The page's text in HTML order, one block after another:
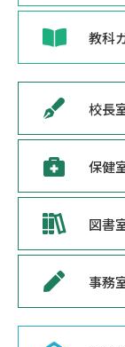
教科
校長
保健
図書
事務